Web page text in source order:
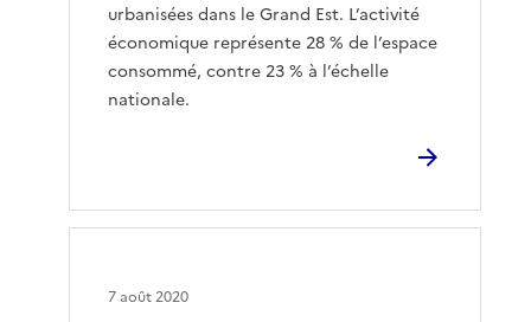
urbanisées dans le Grand Est. L’activité
économique représente 28 % de l’espace
consommé, contre 23 % à l’échelle
nationale.
7 août 2020